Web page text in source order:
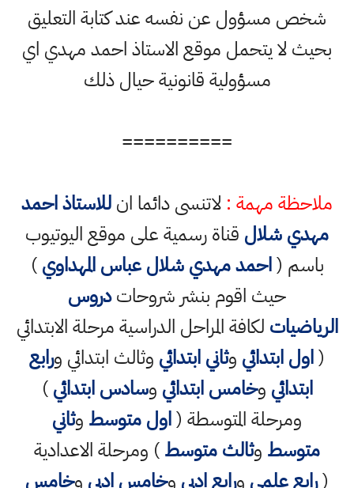
شخص مسؤول عن نفسه عند كتابة التعليق
بحيث لا يتحمل موقع الاستاذ احمد مهدي اي
مسؤولية قانونية حيال ذلك
==========
ملاحظة مهمة : لاتنسى دائما انللاستاذ احمد
مهدي شلال قناة رسمية على موقع اليوتيوب
باسم (احمد مهدي شلال عباس المهداوي)
حيث اقوم بنشر شروحاتدروس
الرياضيات لكافة المراحل الدراسية مرحلة الابتدائي
(اول ابتدائي وثاني ابتدائي وثالث ابتدائي ورابع
ابتدائي وخامس ابتدائي وسادس ابتدائي)
ومرحلة المتوسطة (اول متوسط وثاني
متوسط وثالث متوسط) ومرحلة الاعدادية
(رابع علمي ورابع ادبي وخامس ادبي وخامس